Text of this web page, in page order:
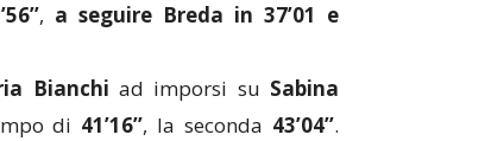
, a seguire Breda in 37’01 e
Bianchi ad imporsi su Sabina
di 41’16’’, la seconda 43’04’’.